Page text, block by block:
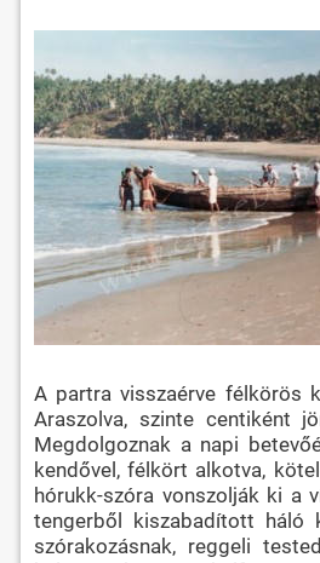
A partra visszaérve félkörös
Araszolva, szinte centiként
Megdolgoznak a napi
kendővel, félkört alkotva,
hórukk-szóra vonszolják ki a
tengerből kiszabadított háló
szórakozásnak, reggeli